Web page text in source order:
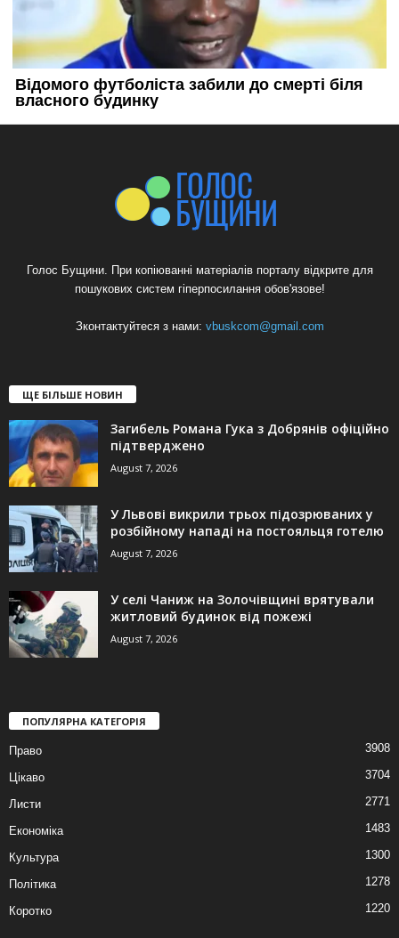
Голос Бущини. При копіюванні матеріалів порталу відкрите для
пошукових систем гіперпосилання обов'язове!
Зконтактуйтеся з нами: vbuskcom@gmail.com
ЩЕ БІЛЬШЕ НОВИН
Загибель Романа Гука з Добрянів офіційно
підтверджено
August 7, 2026
У Львові викрили трьох підозрюваних у
розбійному нападі на постояльця готелю
August 7, 2026
У селі Чаниж на Золочівщині врятували
житловий будинок від пожежі
August 7, 2026
ПОПУЛЯРНА КАТЕГОРІЯ
Право 3908
Цікаво 3704
Листи 2771
Економіка 1483
Культура 1300
Політика 1278
Коротко 1220